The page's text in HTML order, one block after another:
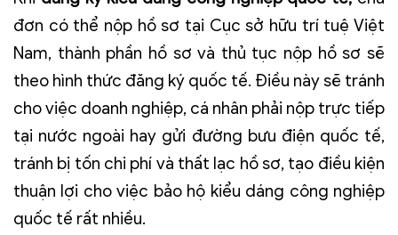
đơn có thể nộp hồ sơ tại Cục sở hữu trí tuệ Việt
Nam, thành phần hồ sơ và thủ tục nộp hồ sơ sẽ
theo hình thức đăng ký quốc tế. Điều này sẽ tránh
cho việc doanh nghiệp, cá nhân phải nộp trực tiếp
tại nước ngoài hay gửi đường bưu điện quốc tế,
tránh bị tốn chi phí và thất lạc hồ sơ, tạo điều kiện
thuận lợi cho việc bảo hộ kiểu dáng công nghiệp
quốc tế rất nhiều.